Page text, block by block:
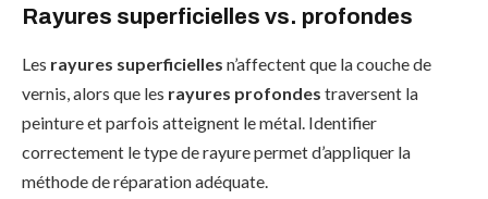
Rayures superficielles vs. profondes
Les rayures superficielles n’affectent que la couche de
vernis, alors que les rayures profondes traversent la
peinture et parfois atteignent le métal. Identifier
correctement le type de rayure permet d’appliquer la
méthode de réparation adéquate.